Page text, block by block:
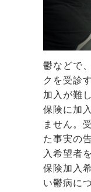
鬱などで
クを受診
加入が難
保険に加
ません。
た事実の
入希望者
保険加入
い鬱病に